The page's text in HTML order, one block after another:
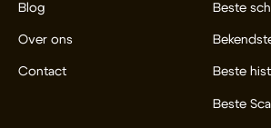
Blog
Over ons
Contact
Beste
Beste
Beste